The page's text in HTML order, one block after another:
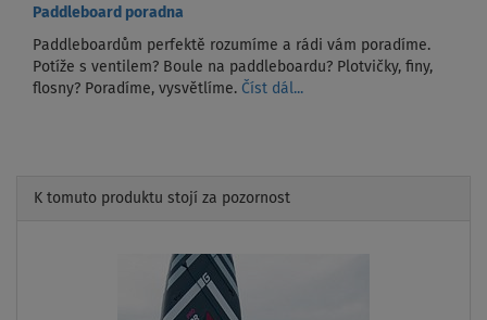
Paddleboard poradna
Paddleboardům perfektě rozumíme a rádi vám poradíme.
Potíže s ventilem? Boule na paddleboardu? Plotvičky, finy,
flosny? Poradíme, vysvětlíme. Číst dál...
K tomuto produktu stojí za pozornost